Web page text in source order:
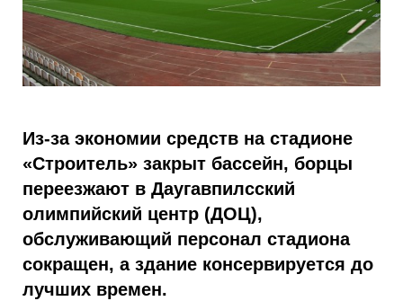
Из-за экономии средств на стадионе
«Строитель» закрыт бассейн, борцы
переезжают в Даугавпилсский
олимпийский центр (ДОЦ),
обслуживающий персонал стадиона
сокращен, а здание консервируется до
лучших времен.